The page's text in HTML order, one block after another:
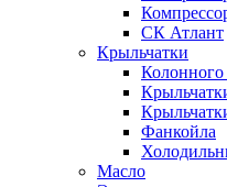
СК Атлант
Крыльчатки
Колонного
Фанкойла
Масло